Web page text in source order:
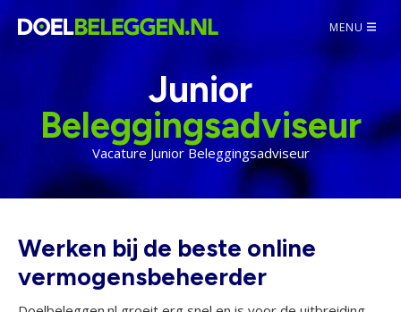
MENU
Junior
Beleggingsadviseur
Vacature Junior Beleggingsadviseur
Werken bij de beste online
vermogensbeheerder